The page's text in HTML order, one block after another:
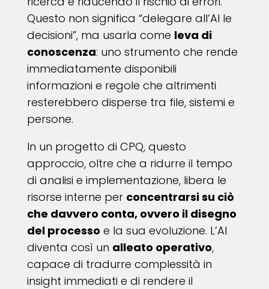
Questo non significa “delegare all’AI le
decisioni”, ma usarla come leva di
conoscenza: uno strumento che rende
immediatamente disponibili
informazioni e regole che altrimenti
resterebbero disperse tra file, sistemi e
persone.
In un progetto di CPQ, questo
approccio, oltre che a ridurre il tempo
di analisi e implementazione, libera le
risorse interne per concentrarsi su ciò
che davvero conta, ovvero il disegno
del processo e la sua evoluzione. L’AI
diventa così un alleato operativo,
capace di tradurre complessità in
insight immediati e di rendere il